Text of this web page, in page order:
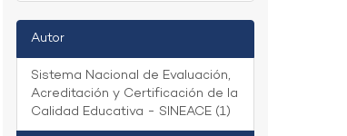
Autor
Sistema Nacional de Evaluación,
Acreditación y Certificación de la
Calidad Educativa - SINEACE (1)